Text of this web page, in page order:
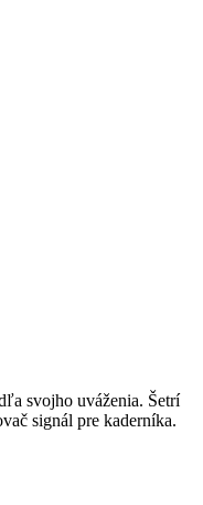
svojho uváženia. Šetrí
signál pre kaderníka.